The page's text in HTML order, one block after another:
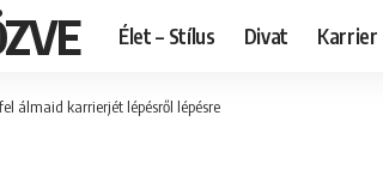
Élet – Stílus Divat Karrier
álmaid karrierjét lépésről lépésre